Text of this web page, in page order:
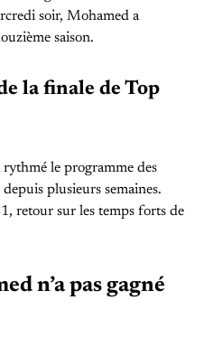
soir, Mohamed a
saison.
la finale de Top
le programme des
plusieurs semaines.
retour sur les temps forts de
n’a pas gagné